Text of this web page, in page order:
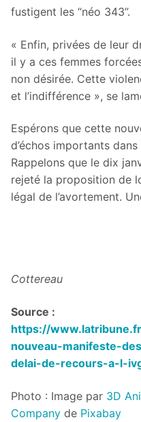
fustigent les “néo 343”.
« Enfin, privées de leur
il y a ces femmes
non désirée. Cette
et l’indifférence », se
Espérons que cette
d’échos importants
Rappelons que le dix
rejeté la proposition de
légal de l’avortement.
Cottereau
Source :
https://
nouveau-manifeste-
delai-de-recours-a-l-
Photo : Image par 3D
Company de Pixabay